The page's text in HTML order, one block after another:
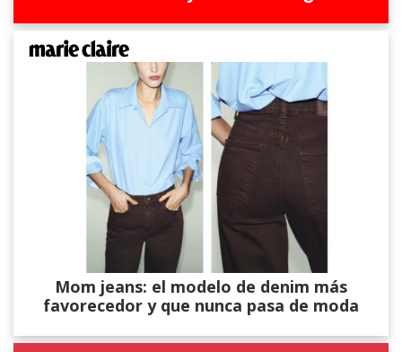
Mom jeans: el modelo de denim más
favorecedor y que nunca pasa de moda